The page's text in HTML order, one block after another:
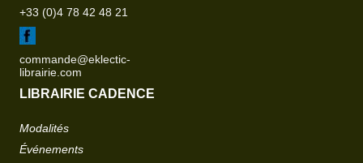
+33 (0)4 78 42 48 21
commande@eklectic-
librairie.com
LIBRAIRIE CADENCE
Modalités
Événements